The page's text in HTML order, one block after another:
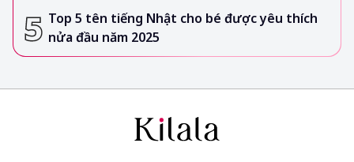
Top 5 tên tiếng Nhật cho bé được yêu thích
nửa đầu năm 2025